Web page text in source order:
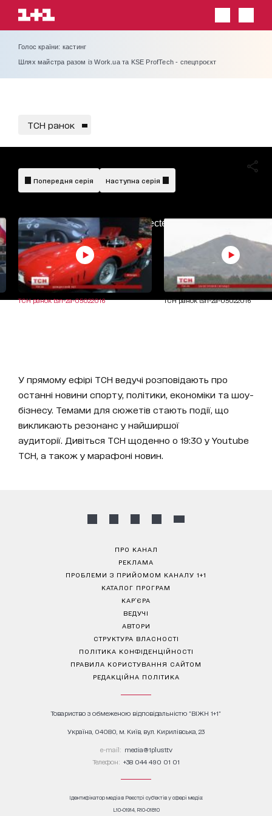
Голос країни: кастинг
Шлях майстра разом із Work.ua та KSE ProfTech - спецпроєкт
ТСН ранок
AdBlockDetected!
Попередня серія Наступна серія
ТСН ранок tsn-za-05022016 ТСН ранок tsn-za-05022016
У прямому ефірі ТСН ведучі розповідають про
останні новини спорту, політики, економіки та шоу-
бізнесу. Темами для сюжетів стають події, що
викликають резонанс у найширшої
аудиторії. Дивіться ТСН щоденно о 19:30 у Youtube
ТСН, а також у марафоні новин.
ПРО КАНАЛ
РЕКЛАМА
ПРОБЛЕМИ З ПРИЙОМОМ КАНАЛУ 1+1
КАТАЛОГ ПРОГРАМ
КАР’ЄРА
ВЕДУЧІ
АВТОРИ
СТРУКТУРА ВЛАСНОСТІ
ПОЛІТИКА КОНФІДЕНЦІЙНОСТІ
ПРАВИЛА КОРИСТУВАННЯ САЙТОМ
РЕДАКЦІЙНА ПОЛІТИКА
Товариство з обмеженою відповідальністю "ВІЖН 1+1"
Україна, 04080, м. Київ, вул. Кирилівська, 23
е-mail: media@1plus1.tv
Телефон: +38 044 490 01 01
Ідентифікатор медіа в Реєстрі суб’єктів у сфері медіа:
L10-01914, R10-01810